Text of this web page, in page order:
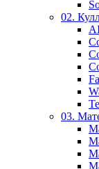
02.
03.